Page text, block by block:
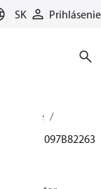
SK Prihlásenie
097B82263